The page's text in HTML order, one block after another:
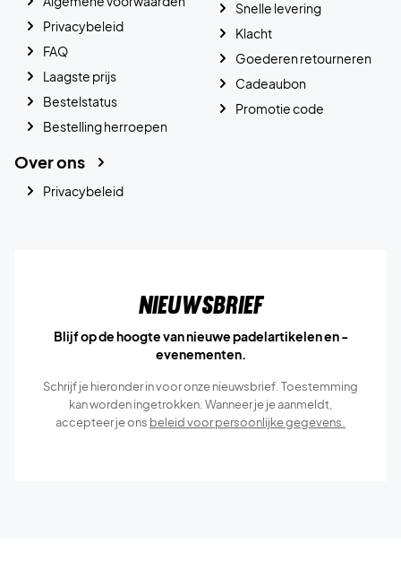
Privacybeleid
FAQ
Laagste prijs
Bestelstatus
Bestelling herroepen
Snelle levering
Klacht
Goederen retourneren
Cadeaubon
Promotie code
Over ons
Privacybeleid
Nieuwsbrief
Blijf op de hoogte van nieuwe padelartikelen en -
evenementen.
Schrijf je hieronder in voor onze nieuwsbrief. Toestemming
kan worden ingetrokken. Wanneer je je aanmeldt,
accepteer je ons beleid voor persoonlijke gegevens.